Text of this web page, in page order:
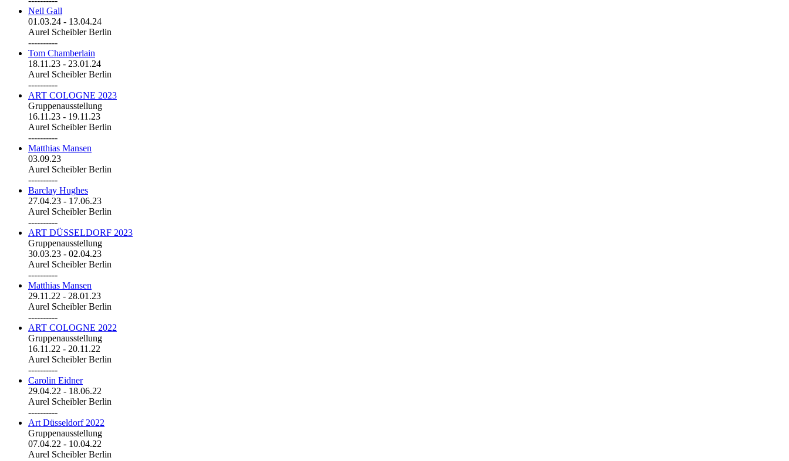
Neil Gall
01.03.24 - 13.04.24
Aurel Scheibler Berlin
----------
Tom Chamberlain
18.11.23 - 23.01.24
Aurel Scheibler Berlin
----------
ART COLOGNE 2023
Gruppenausstellung
16.11.23 - 19.11.23
Aurel Scheibler Berlin
----------
Matthias Mansen
03.09.23
Aurel Scheibler Berlin
----------
Barclay Hughes
27.04.23 - 17.06.23
Aurel Scheibler Berlin
----------
ART DÜSSELDORF 2023
Gruppenausstellung
30.03.23 - 02.04.23
Aurel Scheibler Berlin
----------
Matthias Mansen
29.11.22 - 28.01.23
Aurel Scheibler Berlin
----------
ART COLOGNE 2022
Gruppenausstellung
16.11.22 - 20.11.22
Aurel Scheibler Berlin
----------
Carolin Eidner
29.04.22 - 18.06.22
Aurel Scheibler Berlin
----------
Art Düsseldorf 2022
Gruppenausstellung
07.04.22 - 10.04.22
Aurel Scheibler Berlin